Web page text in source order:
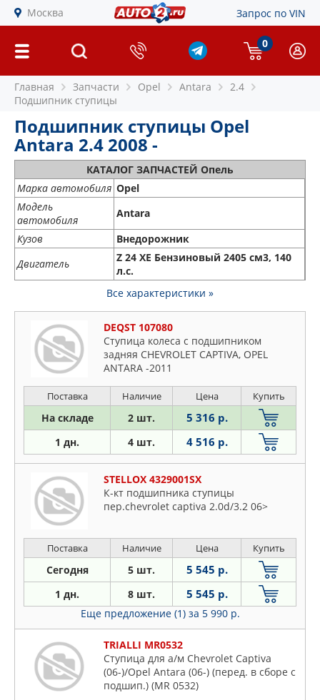
Москва Запрос по VIN
0
Главная Запчасти Opel Antara
2.4
Подшипник ступицы
Подшипник ступицы Opel
Antara 2.4 2008 -
КАТАЛОГ ЗАПЧАСТЕЙ Опель
Марка автомобиля Opel
Модель
автомобиля
Antara
Кузов
Внедорожник
Двигатель
Z 24 XE Бензиновый 2405 см3, 140
л.с.
Все характеристики »
DEQST 107080
Cтупица колеса с подшипником
задняя CHEVROLET CAPTIVA, OPEL
ANTARA -2011
Поставка Наличие Цена Купить
На складе 2 шт. 5 316 р.
1 дн. 4 шт. 4 516 р.
STELLOX 4329001SX
К-кт подшипника ступицы
пер.chevrolet captiva 2.0d/3.2 06>
Поставка Наличие Цена Купить
Сегодня 5 шт. 5 545 р.
1 дн. 8 шт. 5 545 р.
Еще предложение (1) за 5 990 р.
TRIALLI MR0532
Ступица для а/м Chevrolet Captiva
(06-)/Opel Antara (06-) (перед. в сборе с
подшип.) (MR 0532)